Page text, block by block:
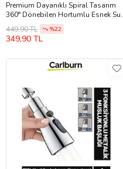
Premium Dayanıklı Spiral Tasarım
360° Dönebilen Hortumlu Esnek Su
Tasarruflu 2 Modlu Musluk Başlığı
449,90 TL %22
349,90 TL